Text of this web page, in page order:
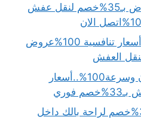
دينا نقل عفش شمال الرياض بـ35%خصم لنقل عفش
حقين نقل عفش بالرياض أسعار تنافسية 100%عروض
دينات نقل عفش جدة أمان وسرعة100%..أسعار
فوري
نقل عفش داخل جده بـ35%خصم لراحة بالك داخل